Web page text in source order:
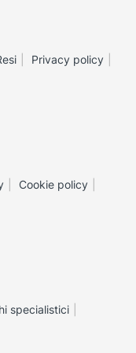
Privacy policy
Cookie policy
specialistici